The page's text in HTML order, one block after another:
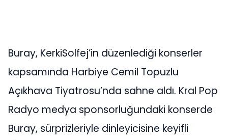
Buray, KerkiSolfej’in düzenlediği konserler
kapsamında Harbiye Cemil Topuzlu
Açıkhava Tiyatrosu’nda sahne aldı. Kral Pop
Radyo medya sponsorluğundaki konserde
Buray, sürprizleriyle dinleyicisine keyifli